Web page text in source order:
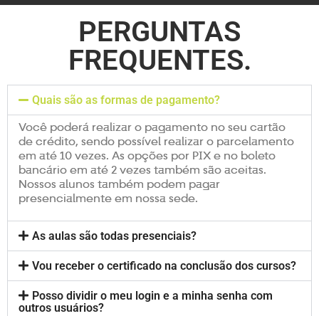
PERGUNTAS
FREQUENTES.
Quais são as formas de pagamento?
Você poderá realizar o pagamento no seu cartão
de crédito, sendo possível realizar o parcelamento
em até 10 vezes. As opções por PIX e no boleto
bancário em até 2 vezes também são aceitas.
Nossos alunos também podem pagar
presencialmente em nossa sede.
As aulas são todas presenciais?
Vou receber o certificado na conclusão dos cursos?
Posso dividir o meu login e a minha senha com
outros usuários?